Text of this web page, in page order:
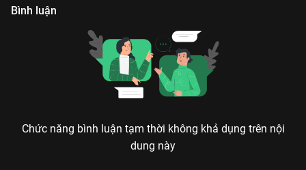
Bình luận
Chức năng bình luận tạm thời không khả dụng trên nội
dung này